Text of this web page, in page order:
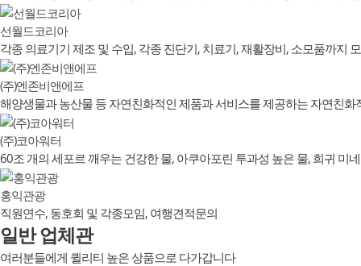
선월드코리아
각종 의료기기 제조 및 수입, 각종 진단기, 치료기, 재활장비, 소모품까지
(주)엔존비앤에프
해양생물과 농산물 등 자연친화적인 제품과 서비스를 제공하는 자연친화
(주)코아워터
60조 개의 세포르 깨우는 건강한 물, 아쿠아포린 투과성 높은 물, 희귀 미
홍익관광
직원연수, 동호회 및 각종모임, 여행견적문의
일반 업체관
여러분들에게 퀼리티 높은 상품으로 다가갑니다